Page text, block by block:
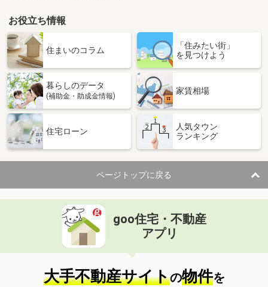
お役立ち情報
住まいのコラム
「住みたい街」
を見つけよう
暮らしのデータ
(補助金・助成金情報)
家賃相場
住宅ローン
人気タウン
ランキング
ページトップに戻る
goo住宅・不動産
アプリ
大手不動産サイトの物件を